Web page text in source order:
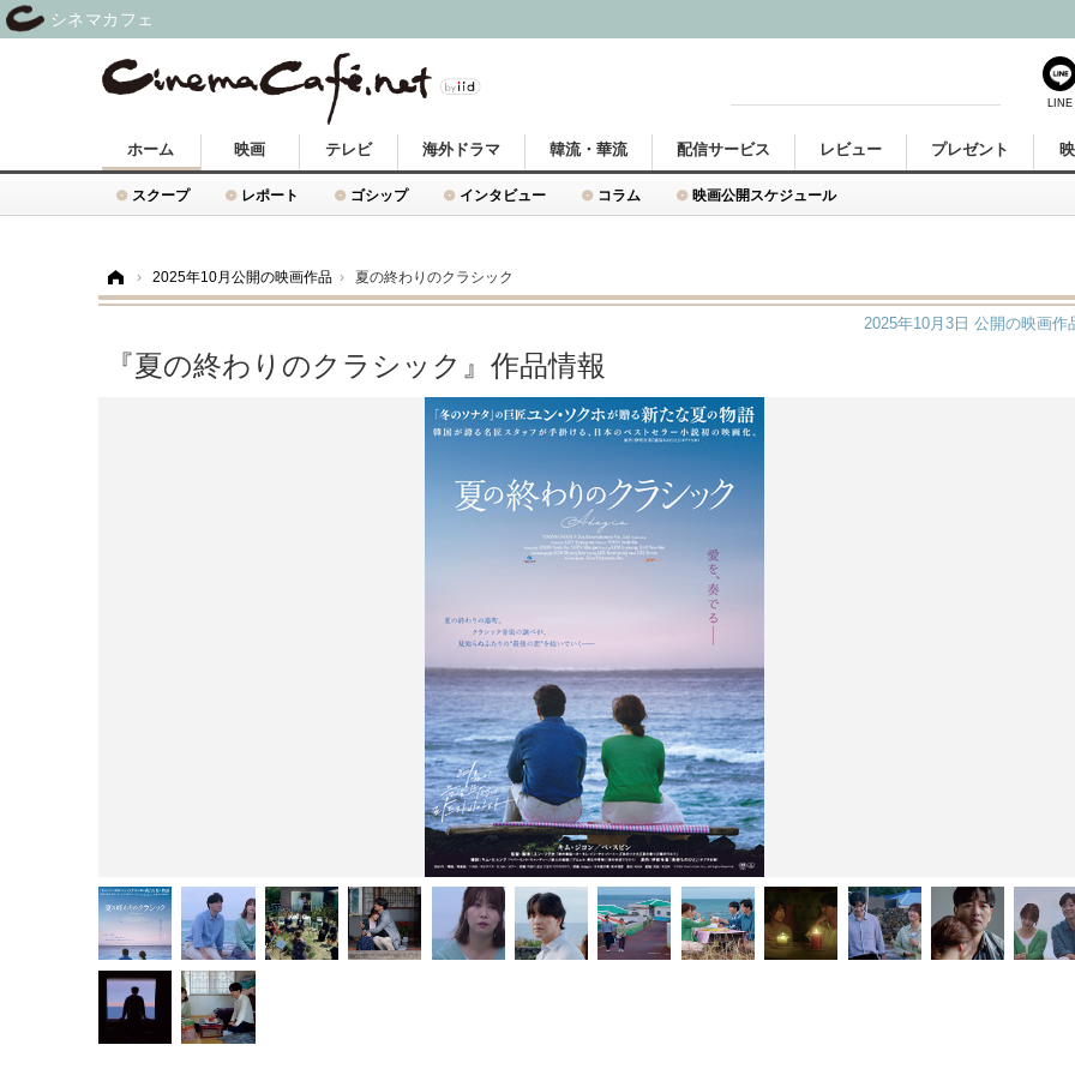
ホーム
スクープ レポート ゴシップ インタビュー コラム 映画公開スケジュール
映画 テレビ 海外ドラマ 韓流・華流 配信サービス レビュー プレゼント
› 2025年10月公開の映画作品 › 夏の終わりのクラシック
『夏の終わりのクラシック』作品情報
2025年10月3日 公開の映画作
LINE
シネマカフェ